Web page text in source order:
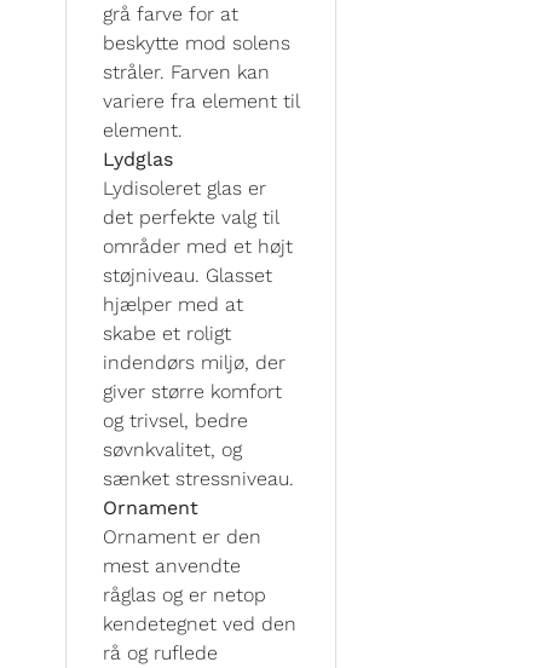
grå farve for at
beskytte mod solens
stråler. Farven kan
variere fra element til
element.
Lydglas
Lydisoleret glas er
det perfekte valg til
områder med et højt
støjniveau. Glasset
hjælper med at
skabe et roligt
indendørs miljø, der
giver større komfort
og trivsel, bedre
søvnkvalitet, og
sænket stressniveau.
Ornament
Ornament er den
mest anvendte
råglas og er netop
kendetegnet ved den
rå og ruflede